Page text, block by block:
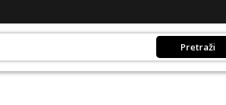
Pretraži